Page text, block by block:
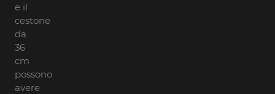
e il
cestone
da
36
cm
possono
avere